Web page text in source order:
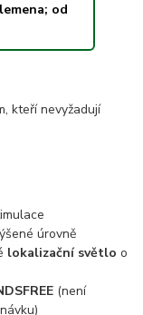
od
kteří nevyžadují
úrovně
lokalizační světlo o
(není